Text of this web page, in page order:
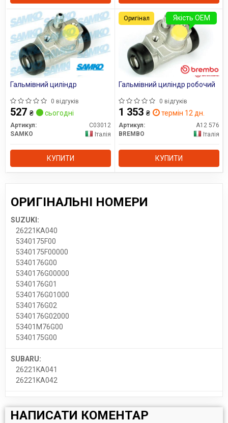
Гальмівний циліндр
0 відгуків
527 ₴ сьогодні
Артикул:
C03012
SAMKO
Італія
КУПИТИ
Гальмівний циліндр робочий
0 відгуків
1 353 ₴ термін 12 дн.
Артикул:
A12 576
BREMBO
Італія
КУПИТИ
Якість OEM
Оригінал
ОРИГІНАЛЬНІ НОМЕРИ
SUZUKI:
26221KA040
5340175F00
5340175F00000
5340176G00
5340176G00000
5340176G01
5340176G01000
5340176G02
5340176G02000
53401M76G00
5340175G00
SUBARU:
26221KA041
26221KA042
НАПИСАТИ КОМЕНТАР